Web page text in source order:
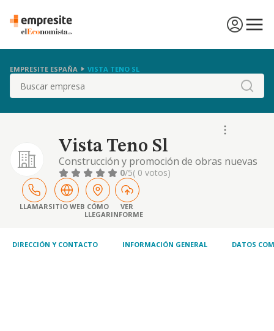
EMPRESITE ESPAÑA VISTA TENO SL
Buscar
Vista Teno Sl
Construcción y promoción de obras nuevas
urbana.
0/5( 0 votos)
LLAMARSITIO WEB CÓMO
LLEGAR
VER
INFORME
DIRECCIÓN Y CONTACTO INFORMACIÓN GENERAL DATOS